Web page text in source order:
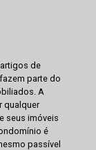
de
parte do
A
qualquer
seus imóveis
é
passível